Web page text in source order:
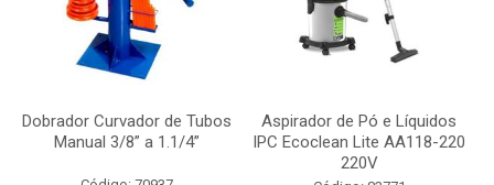
Dobrador Curvador de Tubos
Manual 3/8” a 1.1/4”
Aspirador de Pó e Líquidos
IPC Ecoclean Lite AA118-220
220V